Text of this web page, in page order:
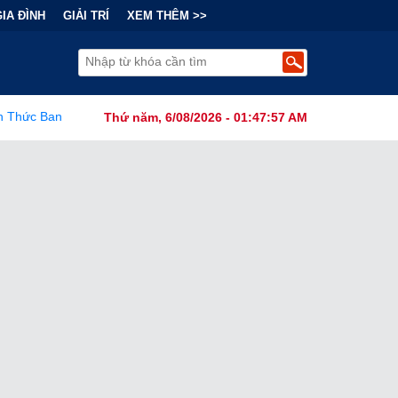
ĐÌNH GIẢI TRÍ XEM THÊM >>
Thứ năm, 6/08/2026 - 01:47:58 AM
Cấm Robot Hút Bụi Thông Minh Sản Xuất Tại Nước Ngoài Dưới